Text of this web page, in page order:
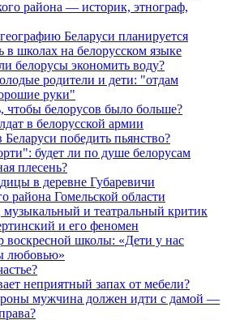
района — историк, этнограф,
Беларуси планируется
в школах на белорусском языке
белорусы экономить воду?
родители и дети: "отдам
руки"
чтобы белорусов было больше?
в белорусской армии
победить пьянство?
будет ли по душе белорусам
плесень?
в деревне Губаревичи
района Гомельской области
и театральный критик
и его феномен
воскресной школы: «Дети у нас
любовью»
неприятный запах от мебели?
мужчина должен идти с дамой —